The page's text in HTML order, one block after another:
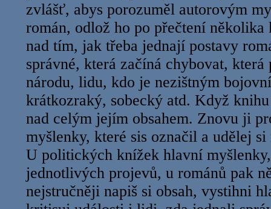
zvlášť, abys porozuměl autorovým
román, odlož ho po přečtení několika
nad tím, jak třeba jednají postavy
správné, která začíná chybovat, která
národu, lidu, kdo je nezištným
krátkozraký, sobecký atd. Když
nad celým jejím obsahem. Znovu ji
myšlenky, které sis označil a udělej
U politických knížek hlavní
jednotlivých projevů, u románů pak
nejstručněji napiš si obsah, vystihni